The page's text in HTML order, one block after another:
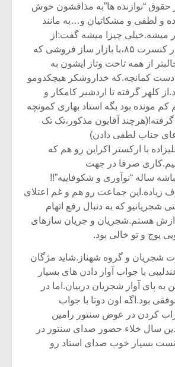
حقوق “نوازنده ها”به مذاقشون خوش
و لطفی و مشکاتیان و…به مانند
میشه.خیلی چیزا میشه گفت:از
خودنمایی لطفی در کنسرت ۸۵،با بازار ساز فروشی که
از همه تاخت وتاز ایشون به
دست کمانچه.که خداروشکر هیچکدومو
کلهر گرفته تا اردشیر کامکار و
مونده بود بگه استاد بهاری کمونچه
آقایون مذکور،تک تک
جناب لطفی دادن)
با ارکستر اکراین رو هم که
صرفا در جهت
ساله “نوآوری و شکوفاییه”!!
جماعت رو هم و غم اعتلای
که به دنبال رفع اتهام
ازش هستم.شجریان و جریان سازهای
پوچ و تو خالی بود.
شجریان و گروه شهناز.شاید مژگان
با جواب آواز دادن های بسیار
پای آواز شجریان دربیان.اما در
بود.اگه اون دوتا با جواب
کردن در عوض سنتور رامین
سال خلاء حضور صدای سنتور در
بسیار خوب صدای استاد رو